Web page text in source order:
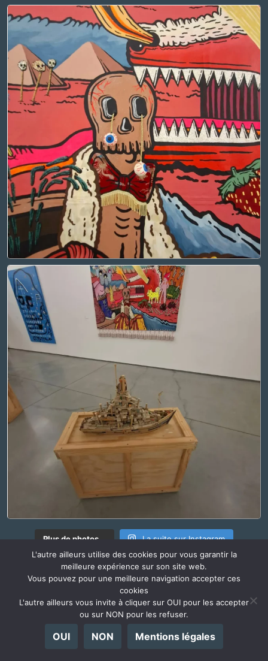
Plus de photos... La suite sur Instagram
RADIO @ILLEURS
l'Autre Ailleurs s'écoute également en podcast
L'autre ailleurs utilise des cookies pour vous garantir la
meilleure expérience sur son site web.
Vous pouvez pour une meilleure navigation accepter ces
cookies
L'autre ailleurs vous invite à cliquer sur OUI pour les accepter
ou sur NON pour les refuser.
OUI NON Mentions légales